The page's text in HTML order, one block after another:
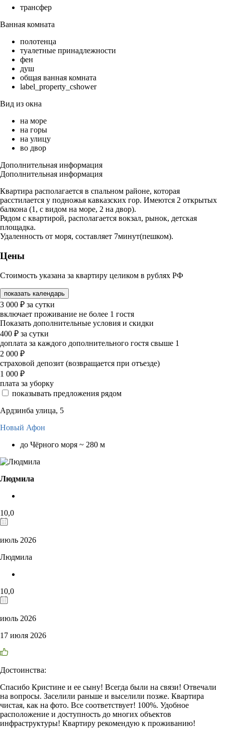
трансфер
Ванная комната
полотенца
туалетные принадлежности
фен
душ
общая ванная комната
label_property_cshower
Вид из окна
на море
на горы
на улицу
во двор
Дополнительная информация
Дополнительная информация
Квартира располагается в спальном районе, которая
расстилается у подножья кавказских гор. Имеются 2 открытых
балкона (1, с видом на море, 2 на двор).
Рядом с квартирой, располагается вокзал, рынок, детская
площадка.
Удаленность от моря, составляет 7минут(пешком).
Цены
Стоимость указана за квартиру целиком в рублях РФ
показать календарь
3 000 ₽ за сутки
включает проживание не более 1 гостя
Показать дополнительные условия и скидки
400 ₽ за сутки
доплата за каждого дополнительного гостя свыше 1
2 000 ₽
страховой депозит (возвращается при отъезде)
1 000 ₽
плата за уборку
показывать предложения рядом
Ардзинба улица, 5
Новый Афон
до Чёрного моря ~ 280 м
Людмила
10,0
июль 2026
Людмила
10,0
июль 2026
17 июля 2026
Достоинства:
Спасибо Кристине и ее сыну! Всегда были на связи! Отвечали
на вопросы. Заселили раньше и выселили позже. Квартира
чистая, как на фото. Все соответствует! 100%. Удобное
расположение и доступность до многих объектов
инфраструктуры! Квартиру рекомендую к проживанию!